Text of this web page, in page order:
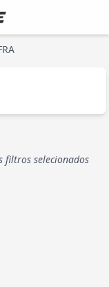
filtros selecionados